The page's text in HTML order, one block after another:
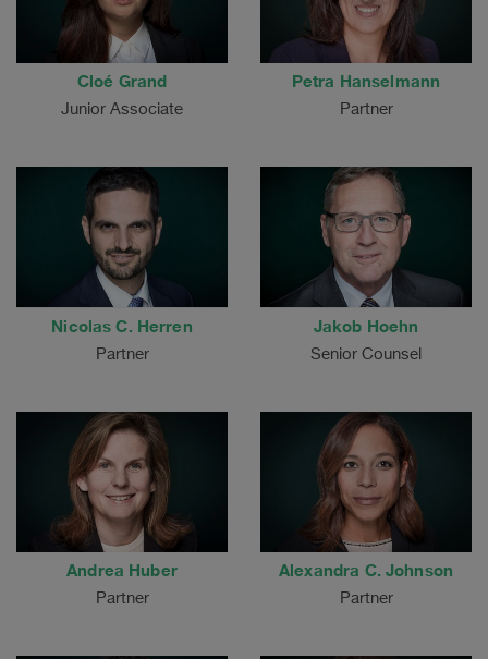
Cloé Grand
Junior Associate
Petra Hanselmann
Partner
Nicolas C. Herren
Partner
Jakob Hoehn
Senior Counsel
Andrea Huber
Partner
Alexandra C. Johnson
Partner